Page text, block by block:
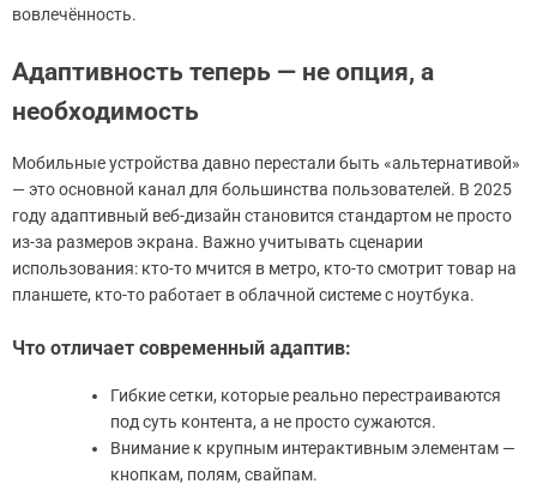
вовлечённость.
Адаптивность теперь — не опция, а
необходимость
Мобильные устройства давно перестали быть «альтернативой»
— это основной канал для большинства пользователей. В 2025
году адаптивный веб-дизайн становится стандартом не просто
из-за размеров экрана. Важно учитывать сценарии
использования: кто-то мчится в метро, кто-то смотрит товар на
планшете, кто-то работает в облачной системе с ноутбука.
Что отличает современный адаптив:
Гибкие сетки, которые реально перестраиваются
под суть контента, а не просто сужаются.
Внимание к крупным интерактивным элементам —
кнопкам, полям, свайпам.